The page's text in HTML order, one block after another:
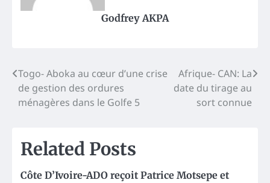
Godfrey AKPA
Post
navigation
Togo- Aboka au cœur d’une crise
de gestion des ordures
ménagères dans le Golfe 5
Afrique- CAN: La
date du tirage au
sort connue
Related Posts
Côte D’Ivoire-ADO reçoit Patrice Motsepe et